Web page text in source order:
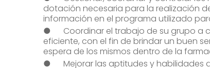
dotación necesaria para la realización
información en el programa utilizado
● Coordinar el trabajo de su grupo a
eficiente, con el fin de brindar un buen
espera de los mismos dentro de la
● Mejorar las aptitudes y habilidades